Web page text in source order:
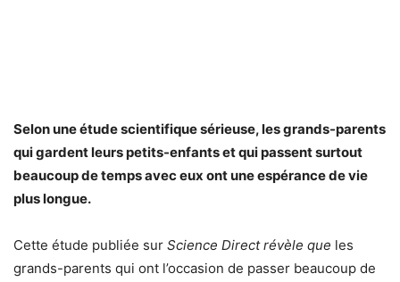
Selon une étude scientifique sérieuse, les grands-parents
qui gardent leurs petits-enfants et qui passent surtout
beaucoup de temps avec eux ont une espérance de vie
plus longue.
Cette étude publiée sur Science Direct révèle que les
grands-parents qui ont l’occasion de passer beaucoup de